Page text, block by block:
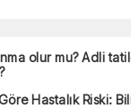
olur mu? Adli
Hastalık Riski: